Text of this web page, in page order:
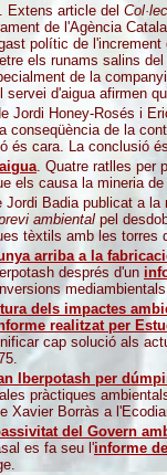
. Extens article del
de l'Agència
polític de
els runams salins
de la
servei d'aigua afirmen
Jordi Honey-Rosés i
conseqüència de la
és cara. La conclusió
. Quatre ratlles per
els causa la mineria
Jordi Badia publicat a
ambiental pel
tèxtils amb les torres
arriba a la
després d'un
dels impactes
realitzat per
cap solució als
Iberpotash per
pràctiques
Xavier Borràs a
del Govern
es fa seu l'informe